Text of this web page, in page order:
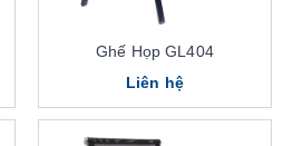
Ghế Họp GL404
Liên hệ